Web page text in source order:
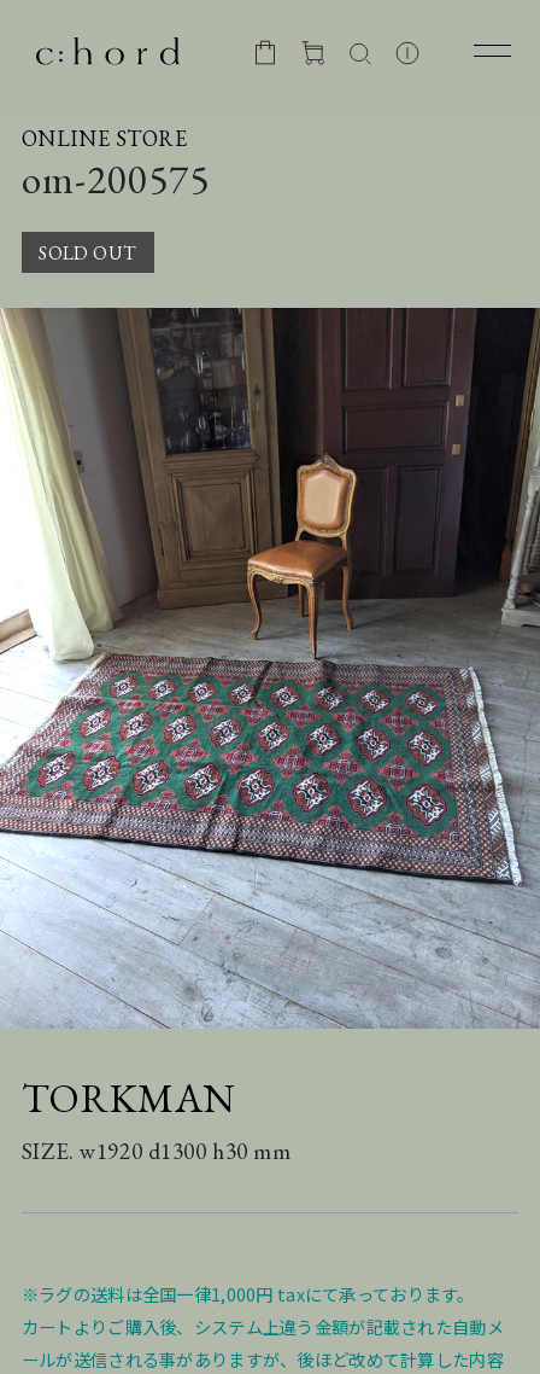
ONLINE STORE
om-200575
TORKMAN
SIZE. w1920 d1300 h30 mm
※ラグの送料は全国一律1,000円 taxにて承っております。
カートよりご購入後、システム上違う金額が記載された自動メ
ールが送信される事がありますが、後ほど改めて計算した内容